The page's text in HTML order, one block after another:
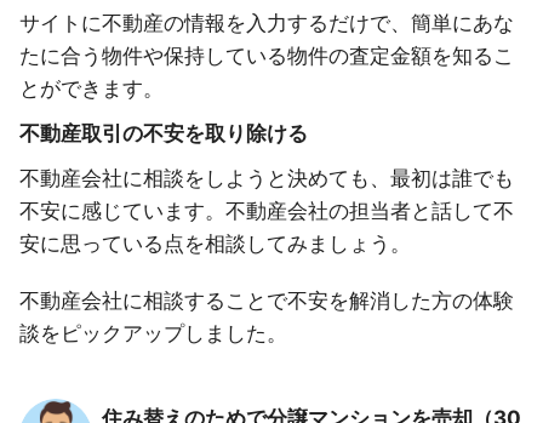
サイトに不動産の情報を入力するだけで、簡単にあな
たに合う物件や保持している物件の査定金額を知るこ
とができます。
不動産取引の不安を取り除ける
不動産会社に相談をしようと決めても、最初は誰でも
不安に感じています。不動産会社の担当者と話して不
安に思っている点を相談してみましょう。
不動産会社に相談することで不安を解消した方の体験
談をピックアップしました。